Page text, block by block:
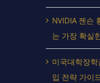
NVIDIA 젠슨
는 가장 확실
미국대학장
입 전략 가이